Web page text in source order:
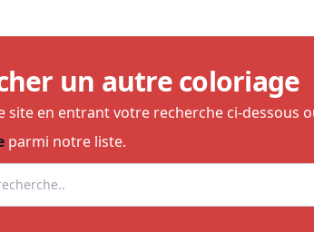
un autre coloriage
site en entrant votre recherche ci-dessous
parmi notre liste.